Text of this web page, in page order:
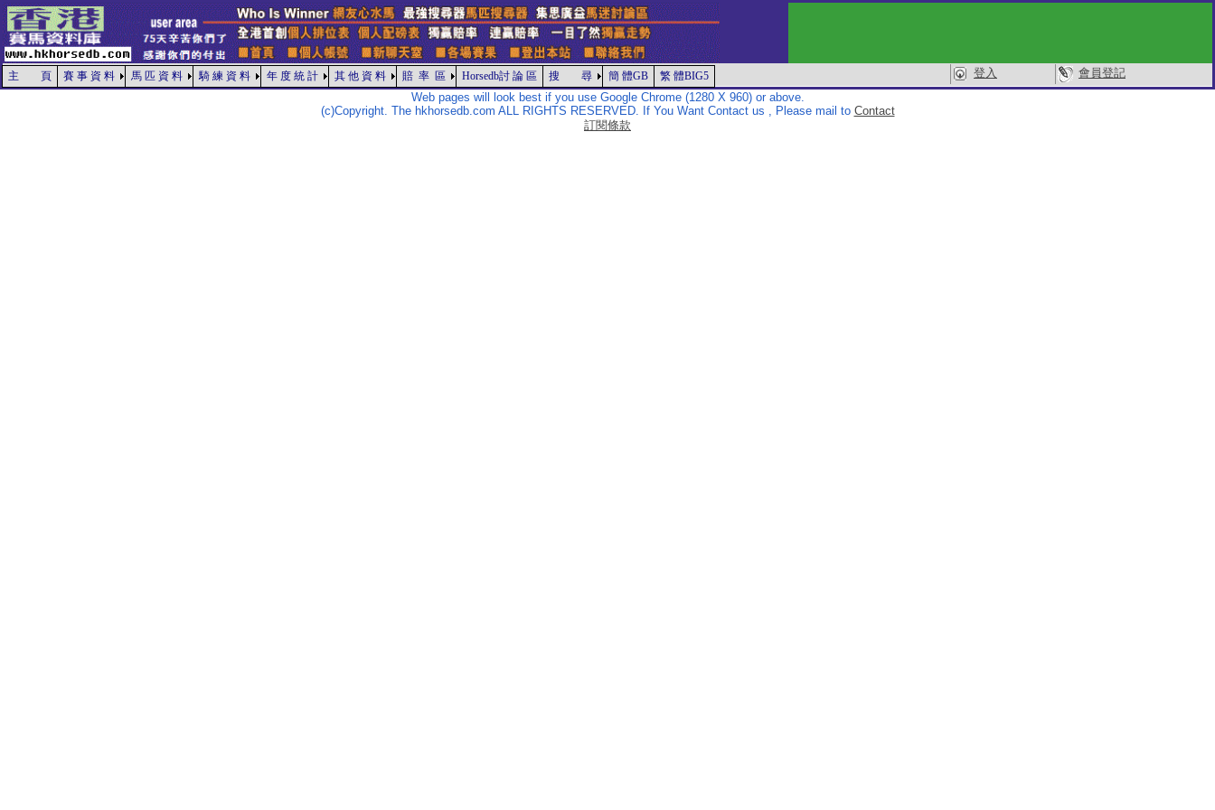
主 頁 賽 事 資 料 馬 匹 資 料 騎 練 資 料 年 度 統 計 其 他 資 料 賠 率 區 Horsedb討 論 區 搜 尋 簡 體GB 繁 體BIG5 登入
會員登記
Web pages will look best if you use Google Chrome (1280 X 960) or above.
(c)Copyright. The hkhorsedb.com ALL RIGHTS RESERVED. If You Want Contact us , Please mail to Contact
訂閱條款